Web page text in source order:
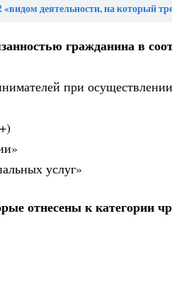
на который требуется санитарно-эпидемиологическое заключение,
гражданина в
при осуществлении
услуг»
отнесены к категории